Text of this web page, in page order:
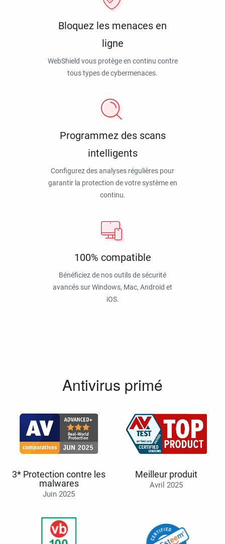
Bloquez les menaces en
ligne
WebShield vous protège en continu contre
tous types de cybermenaces.
Programmez des scans
intelligents
Configurez des analyses régulières pour
garantir la protection de votre système en
continu.
100% compatible
Bénéficiez de nos outils de sécurité
avancés sur Windows, Mac, Android et
iOS.
Antivirus primé
3* Protection contre les
malwares
Juin 2025
Meilleur produit
Avril 2025